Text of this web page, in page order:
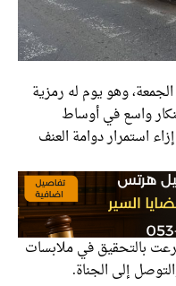
وهو يوم له رمزية
في أوساط
دوامة العنف
في ملابسات
الجناة.